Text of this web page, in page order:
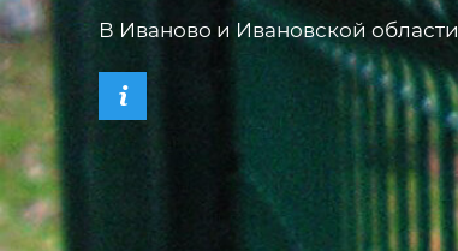
В Иваново и Ивановской области